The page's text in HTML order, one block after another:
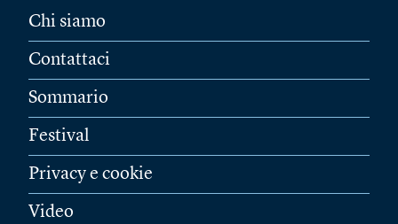
Chi siamo
Contattaci
Sommario
Festival
Privacy e cookie
Video